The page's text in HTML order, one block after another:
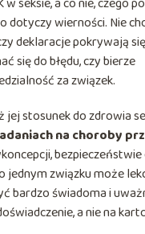
dotyczy wierności. Nie
deklaracje pokrywają
się do błędu, czy bierze
za związek.
jej stosunek do zdrowia
na choroby
jednym związku może
bardzo świadoma i
a nie na